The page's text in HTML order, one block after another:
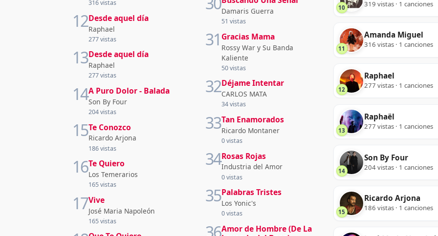
316 vistas
12Desde aquel día
Raphael
277 vistas
13Desde aquel día
Raphael
277 vistas
14A Puro Dolor - Balada
Son By Four
204 vistas
15Te Conozco
Ricardo Arjona
186 vistas
16Te Quiero
Los Temerarios
165 vistas
17Vive
José Maria Napoleón
165 vistas
Damaris Guerra
51 vistas
31 Gracias Mama
Rossy War y Su Banda
Kaliente
50 vistas
32Déjame Intentar
CARLOS MATA
34 vistas
33Tan Enamorados
Ricardo Montaner
0 vistas
34Rosas Rojas
Industria del Amor
0 vistas
35Palabras Tristes
Los Yonic's
0 vistas
36Amor de Hombre (De La
10 319 vistas · 1 canciones
11
Amanda Miguel
316 vistas · 1 canciones
12
Raphael
277 vistas · 1 canciones
13
Raphaël
277 vistas · 1 canciones
14
Son By Four
204 vistas · 1 canciones
15
Ricardo Arjona
186 vistas · 1 canciones